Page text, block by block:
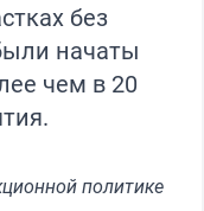
без
начаты
чем в 20
политике